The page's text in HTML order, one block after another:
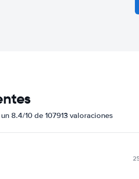
8.4/10 de 107913 valoraciones